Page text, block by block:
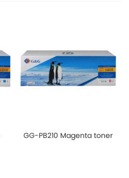
GG-PB210 Magenta toner